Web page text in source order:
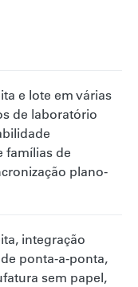
e lote em várias
de laboratório
famílias de
plano-
integração
ponta-a-ponta,
sem papel,